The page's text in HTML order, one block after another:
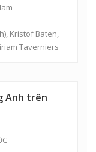
Kristof Baten,
Taverniers
Anh trên